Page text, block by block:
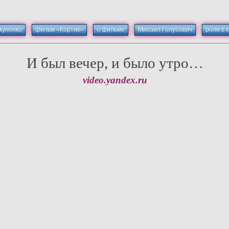
фильм «Кортик» о фильме Михаил Голубович роли в
И был вечер, и было утро…
video.yandex.ru